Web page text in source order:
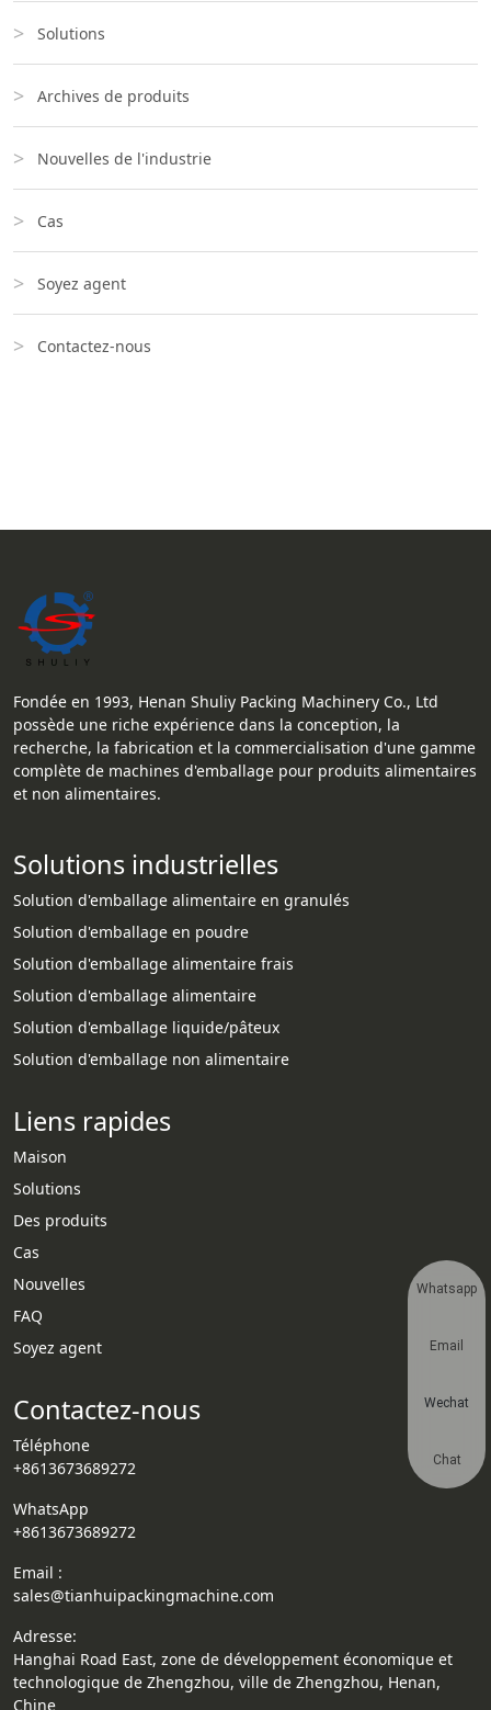
Solutions
Archives de produits
Nouvelles de l'industrie
Cas
Soyez agent
Contactez-nous
Fondée en 1993, Henan Shuliy Packing Machinery Co., Ltd
possède une riche expérience dans la conception, la
recherche, la fabrication et la commercialisation d'une gamme
complète de machines d'emballage pour produits alimentaires
et non alimentaires.
Solutions industrielles
Solution d'emballage alimentaire en granulés
Solution d'emballage en poudre
Solution d'emballage alimentaire frais
Solution d'emballage alimentaire
Solution d'emballage liquide/pâteux
Solution d'emballage non alimentaire
Liens rapides
Maison
Solutions
Des produits
Cas
Nouvelles
FAQ
Soyez agent
Contactez-nous
Téléphone
+8613673689272
WhatsApp
+8613673689272
Email :
sales@tianhuipackingmachine.com
Adresse:
Hanghai Road East, zone de développement économique et
technologique de Zhengzhou, ville de Zhengzhou, Henan,
Chine
Whatsapp
Email
Wechat
Chat